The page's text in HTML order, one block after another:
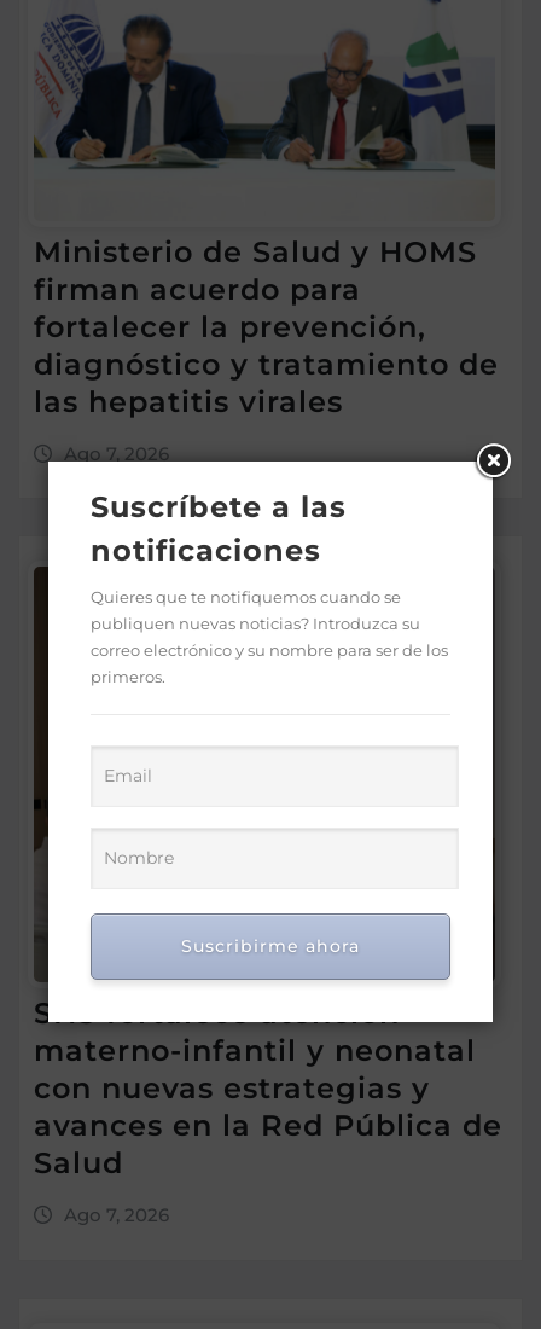
Ministerio de Salud y HOMS
firman acuerdo para
fortalecer la prevención,
diagnóstico y tratamiento de
las hepatitis virales
Ago 7, 2026
SNS fortalece atención
materno-infantil y neonatal
con nuevas estrategias y
avances en la Red Pública de
Salud
Ago 7, 2026
Suscríbete a las
notificaciones
Quieres que te notifiquemos cuando se
publiquen nuevas noticias? Introduzca su
correo electrónico y su nombre para ser de los
primeros.
Suscribirme ahora